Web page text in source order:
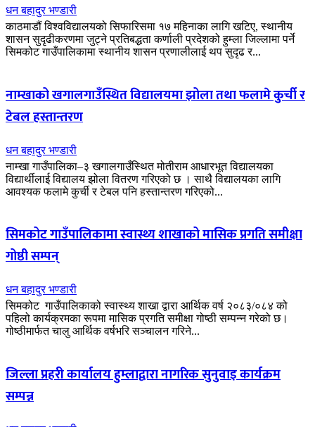
धन बहादुर भण्डारी
काठमाडौं विश्वविद्यालयको सिफारिसमा १७ महिनाका लागि खटिए, स्थानीय
शासन सुदृढीकरणमा जुट्ने प्रतिबद्धता कर्णाली प्रदेशको हुम्ला जिल्लामा पर्ने
सिमकोट गाउँपालिकामा स्थानीय शासन प्रणालीलाई थप सुदृढ र...
नाम्खाको खगालगाउँस्थित विद्यालयमा झोला तथा फलामे कुर्ची र
टेबल हस्तान्तरण
धन बहादुर भण्डारी
नाम्खा गाउँपालिका–३ खगालगाउँस्थित मोतीराम आधारभूत विद्यालयका
विद्यार्थीलाई विद्यालय झोला वितरण गरिएको छ । साथै विद्यालयका लागि
आवश्यक फलामे कुर्ची र टेबल पनि हस्तान्तरण गरिएको...
सिमकोट गाउँपालिकामा स्वास्थ्य शाखाको मासिक प्रगति समीक्षा
गोष्ठी सम्पन्
धन बहादुर भण्डारी
सिमकोट गाउँपालिकाको स्वास्थ्य शाखा द्वारा आर्थिक वर्ष २०८३/०८४ को
पहिलो कार्यक्रमका रूपमा मासिक प्रगति समीक्षा गोष्ठी सम्पन्न गरेको छ।
गोष्ठीमार्फत चालु आर्थिक वर्षभरि सञ्चालन गरिने...
जिल्ला प्रहरी कार्यालय हुम्लाद्वारा नागरिक सुनुवाइ कार्यक्रम
सम्पन्न